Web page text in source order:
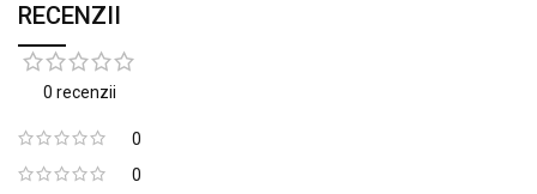
RECENZII
0 recenzii
0
0